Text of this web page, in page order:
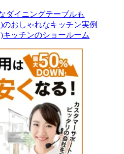
ダイニングテーブルも
おしゃれなキッチン実例
キッチンのショールーム